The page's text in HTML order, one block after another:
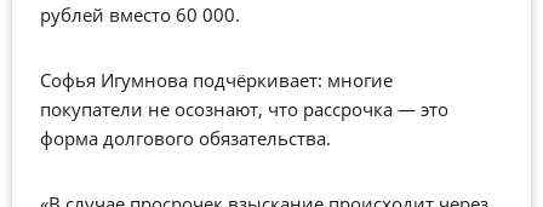
рублей вместо 60 000.
Софья Игумнова подчёркивает: многие
покупатели не осознают, что рассрочка — это
форма долгового обязательства.